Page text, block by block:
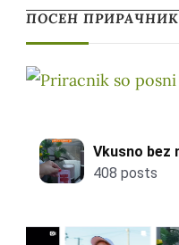
ПОСЕН ПРИРАЧНИК